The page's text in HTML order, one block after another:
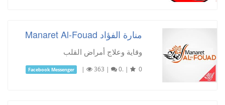
منارة الفؤاد Manaret Al-Fouad
وقاية وعلاج أمراض القلب
Facebook Messenger | 363 | 0. | 0